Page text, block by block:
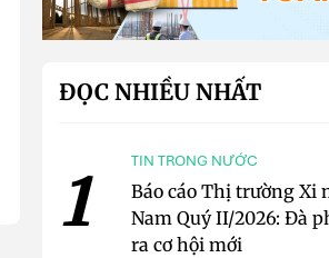
ĐỌC NHIỀU NHẤT
1 TIN TRONG NƯỚC
Báo cáo Thị trường Xi
Nam Quý II/2026: Đà
ra cơ hội mới